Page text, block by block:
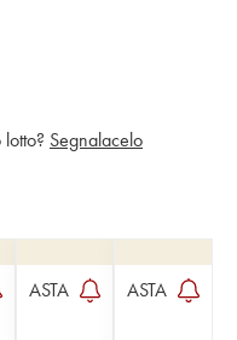
Segnalacelo
ASTA ASTA